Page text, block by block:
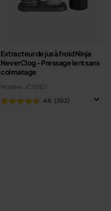
Extracteur de jus à froid Ninja
NeverClog - Pressage lent sans
colmatage
Modèle: JC151EU
4.6 (393)